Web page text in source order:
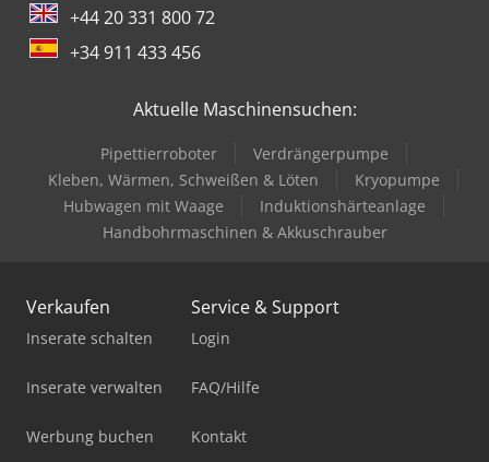
+44 20 331 800 72
+34 911 433 456
Aktuelle Maschinensuchen:
Pipettierroboter
Verdrängerpumpe
Kleben, Wärmen, Schweißen & Löten
Kryopumpe
Hubwagen mit Waage
Induktionshärteanlage
Handbohrmaschinen & Akkuschrauber
Verkaufen
Inserate schalten
Inserate verwalten
Werbung buchen
Service & Support
Login
FAQ/Hilfe
Kontakt